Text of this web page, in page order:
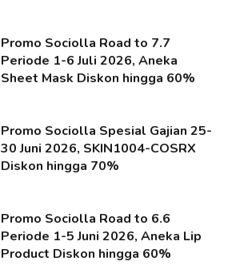
Promo Sociolla Road to 7.7
Periode 1-6 Juli 2026, Aneka
Sheet Mask Diskon hingga 60%
Promo Sociolla Spesial Gajian 25-
30 Juni 2026, SKIN1004-COSRX
Diskon hingga 70%
Promo Sociolla Road to 6.6
Periode 1-5 Juni 2026, Aneka Lip
Product Diskon hingga 60%